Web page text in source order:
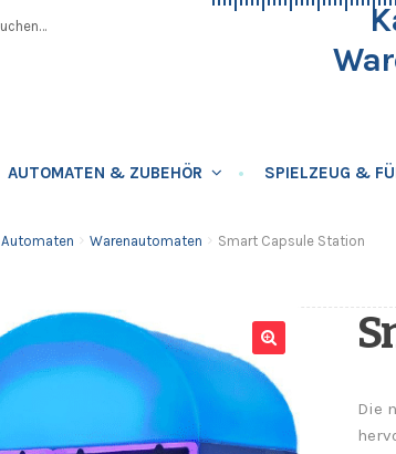
AUTOMATEN & ZUBEHÖR SPIELZEUG &
Automaten Warenautomaten Smart Capsule Station
🔍
Die